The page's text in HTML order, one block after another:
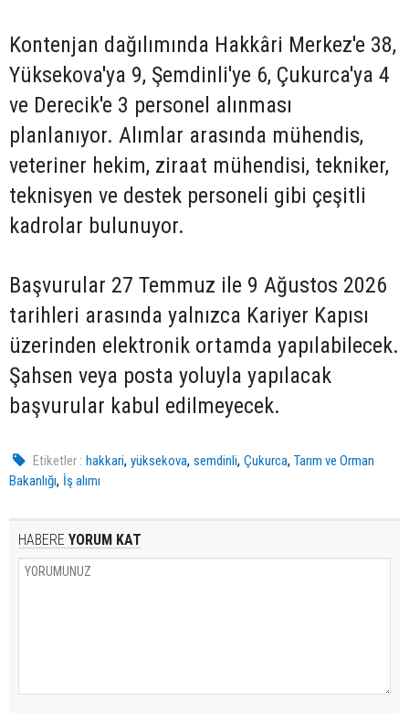
Kontenjan dağılımında Hakkâri Merkez'e 38,
Yüksekova'ya 9, Şemdinli'ye 6, Çukurca'ya 4
ve Derecik'e 3 personel alınması
planlanıyor. Alımlar arasında mühendis,
veteriner hekim, ziraat mühendisi, tekniker,
teknisyen ve destek personeli gibi çeşitli
kadrolar bulunuyor.
Başvurular 27 Temmuz ile 9 Ağustos 2026
tarihleri arasında yalnızca Kariyer Kapısı
üzerinden elektronik ortamda yapılabilecek.
Şahsen veya posta yoluyla yapılacak
başvurular kabul edilmeyecek.
Etiketler : hakkari,yüksekova,semdinli,Çukurca,Tarım ve Orman
Bakanlığı, İş alımı
HABERE YORUM KAT